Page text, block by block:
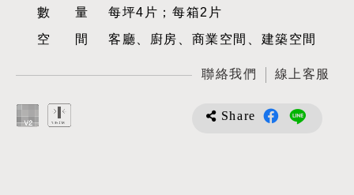
數量每坪4片；每箱2片
空間客廳、廚房、商業空間、建築空間
聯絡我們 線上客服
Share